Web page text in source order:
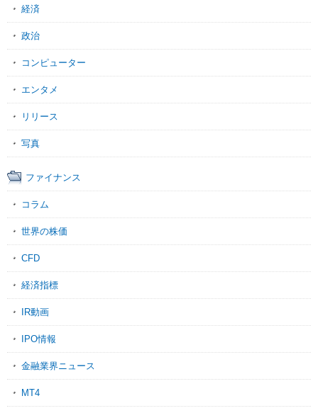
経済
政治
コンピューター
エンタメ
リリース
写真
ファイナンス
コラム
世界の株価
CFD
経済指標
IR動画
IPO情報
金融業界ニュース
MT4